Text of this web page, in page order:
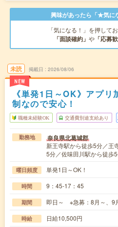
興味があったら「★気に
「気になる！」を押して
「面談確約」 や 「応募
未読
NEW
掲載日 2026/08/06
《単発1日～OK》アプ
制なので安心！
職種未経験OK 交通費別途支給あり
勤務地 奈良県北葛城郡
新王寺駅から徒歩5分／王
5分／佐味田川駅から徒歩
曜日頻度 単発1日～OK！
時間 9：45-17：45
期間 即日～ ※急募：8月～、9
時給 日給10,500円